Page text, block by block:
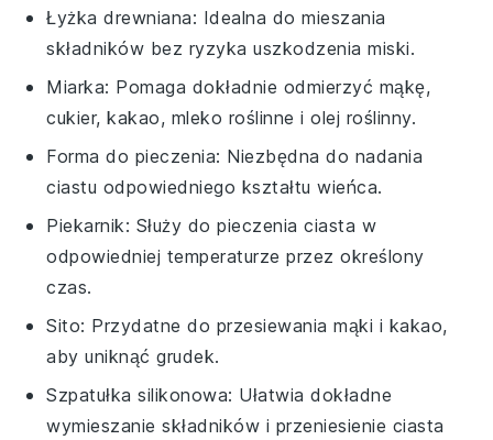
Łyżka drewniana: Idealna do mieszania
składników bez ryzyka uszkodzenia miski.
Miarka: Pomaga dokładnie odmierzyć mąkę,
cukier, kakao, mleko roślinne i olej roślinny.
Forma do pieczenia: Niezbędna do nadania
ciastu odpowiedniego kształtu wieńca.
Piekarnik: Służy do pieczenia ciasta w
odpowiedniej temperaturze przez określony
czas.
Sito: Przydatne do przesiewania mąki i kakao,
aby uniknąć grudek.
Szpatułka silikonowa: Ułatwia dokładne
wymieszanie składników i przeniesienie ciasta